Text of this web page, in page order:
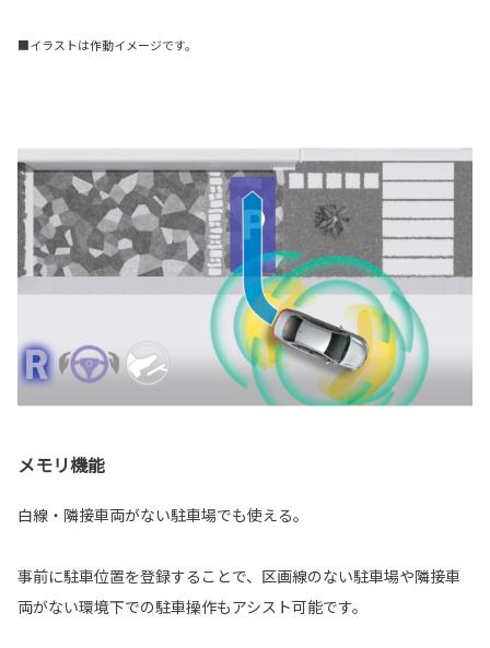
■イラストは作動イメージです。
メモリ機能
白線・隣接車両がない駐車場でも使える。
事前に駐車位置を登録することで、区画線のない駐車場や隣接車
両がない環境下での駐車操作もアシスト可能です。